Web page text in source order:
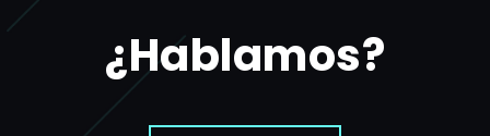
¿Hablamos?